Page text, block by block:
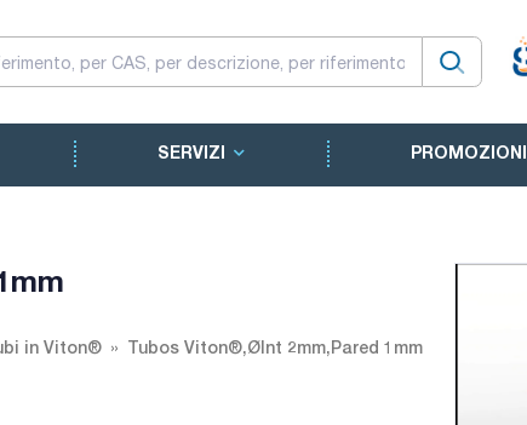
SERVIZI PROMOZIONI
in Viton® Tubos Viton®,ØInt 2mm,Pared 1mm